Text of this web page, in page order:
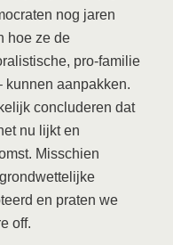
nog jaren
hoe ze de
pro-familie
kunnen aanpakken.
concluderen dat
nu lijkt en
Misschien
en praten we
off.